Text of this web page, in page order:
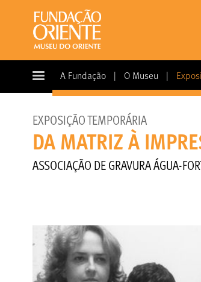
A Fundação O Museu
EXPOSIÇÃO TEMPORÁRIA
DA MATRIZ À
ASSOCIAÇÃO DE GRAVURA ÁGUA-